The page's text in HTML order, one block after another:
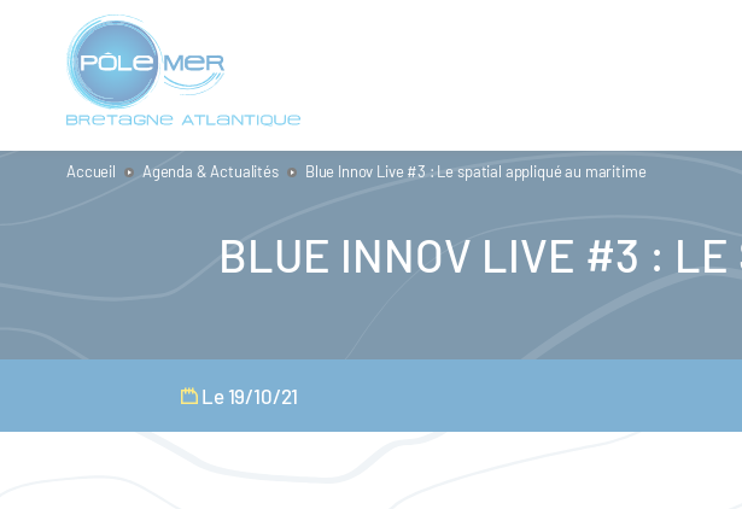
Panneau de gestion des cookies
contenu
Accueil Agenda & Actualités Blue Innov Live #3 : Le spatial appliqué au maritime
BLUE INNOV LIVE #3 : LE
Le 19/10/21